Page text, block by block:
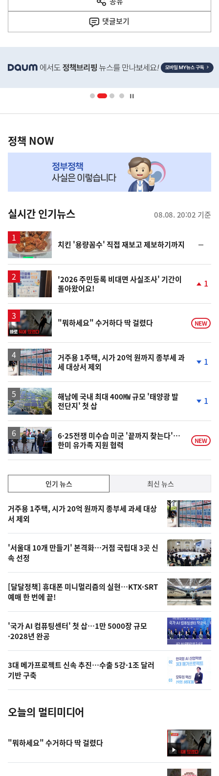
음
열
기
댓글보기
단
영
책
NOW,
뉴
스
정책 NOW
실시간 인기뉴스 08.08. 20:02 기준
치킨 '용량꼼수' 직접 재보고 제보하기까지
일
'2026 주민등록 비대면 사실조사' 기간이
돌아왔어요!
승
1
영
상
"뭐하세요" 수거하다 딱 걸렸다 NEW
거주용 1주택, 시가 20억 원까지 종부세 과
세 대상서 제외
1
해남에 국내 최대 400㎿ 규모 '태양광 발
전단지' 첫 삽
락
1
6·25전쟁 미수습 미군 '끝까지 찾는다'…
한미 유가족 지원 협력
NEW
기,
최
신,
오
늘
의
영
상
오
늘
사
진
인기 뉴스 최신 뉴스
기
뉴
스
거주용 1주택, 시가 20억 원까지 종부세 과세 대상
서 제외
'서울대 10개 만들기' 본격화…거점 국립대 3곳 신
속 선정
[달달정책] 휴대폰 미니멀리즘의 실현…KTX·SRT
예매 한 번에 끝!
'국가 AI 컴퓨팅센터' 첫 삽…1만 5000장 규모
·2028년 완공
3대 메가프로젝트 신속 추진…수출 5강·1조 달러
기반 구축
오늘의 멀티미디어
영
상
"뭐하세요" 수거하다 딱 걸렸다